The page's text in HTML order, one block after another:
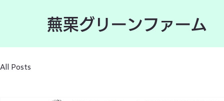
蕪栗グリーンファーム
All Posts